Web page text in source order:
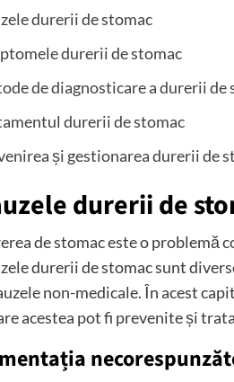
durerii de stomac
durerii de stomac
de diagnosticare a durerii de
durerii de stomac
și gestionarea durerii de
durerii de
de stomac este o problemă
durerii de stomac sunt
non-medicale. În acest
acestea pot fi prevenite și